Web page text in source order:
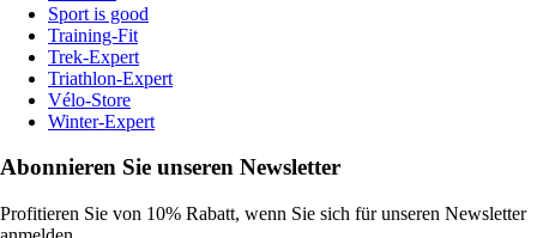
Sport is good
Training-Fit
Trek-Expert
Triathlon-Expert
Vélo-Store
Winter-Expert
Abonnieren Sie unseren Newsletter
Profitieren Sie von 10% Rabatt, wenn Sie sich für unseren Newsletter